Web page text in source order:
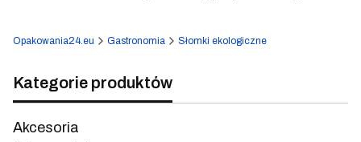
Opakowania24.eu Gastronomia Słomki ekologiczne
Kategorie produktów
Akcesoria